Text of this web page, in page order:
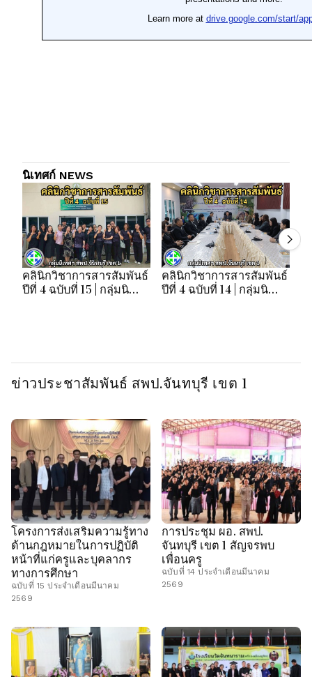
นิเทศก์ NEWS
คลินิกวิชาการสารสัมพันธ์
ปีที่ 4 ฉบับที่ 15 | กลุ่มนิ
คลินิกวิชาการสารสัมพันธ์
ปีที่ 4 ฉบับที่ 14 | กลุ่มนิ
ข่าวประชาสัมพันธ์ สพป.จันทบุรี เขต 1
โครงการส่งเสริมความรู้ทาง
ด้านกฎหมายในการปฏิบัติ
หน้าที่แก่ครูและบุคลากร
ทางการศึกษา
ฉบับที่ 15 ประจำเดือนมีนาคม
2569
การประชุม ผอ. สพป.
จันทบุรี เขต 1 สัญจรพบ
เพื่อนครู
ฉบับที่ 14 ประจำเดือนมีนาคม
2569